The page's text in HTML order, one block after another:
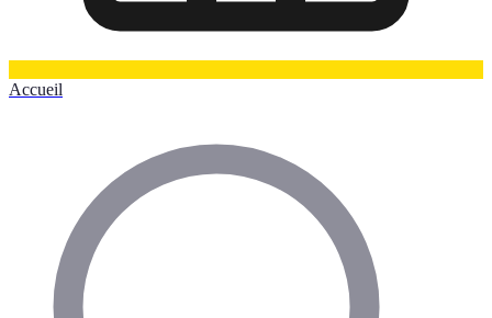
Accueil